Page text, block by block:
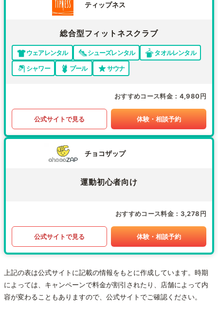
ティップネス
総合型フィットネスクラブ
ウェアレンタル シューズレンタル
タオルレンタル
シャワー
プール サウナ
おすすめコース料金 4,980円
公式サイトで見る 体験・相談予約
チョコザップ
運動初心者向け
おすすめコース料金 3,278円
公式サイトで見る 体験・相談予約
上記の表は公式サイトに記載の情報をもとに作成しています。時期
によっては、キャンペーンで料金が割引されたり、店舗によって内
容が変わることもありますので、公式サイトでご確認ください。